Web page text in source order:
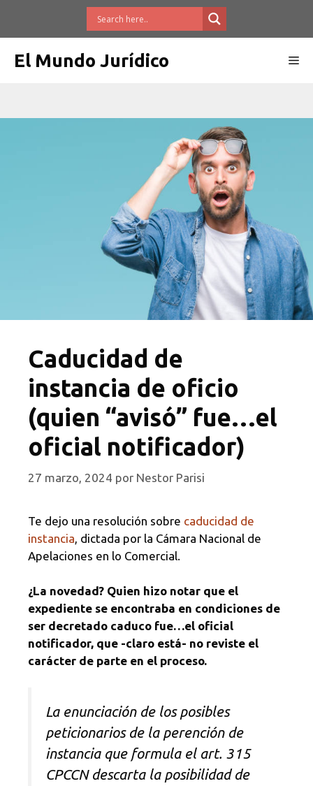
El Mundo Jurídico
Caducidad de
instancia de oficio
(quien “avisó” fue…el
oficial notificador)
27 marzo, 2024 por Nestor Parisi
Te dejo una resolución sobre caducidad de
instancia , dictada por la Cámara Nacional de
Apelaciones en lo Comercial.
¿La novedad? Quien hizo notar que el
expediente se encontraba en condiciones de
ser decretado caduco fue…el oficial
notificador, que -claro está- no reviste el
carácter de parte en el proceso.
La enunciación de los posibles
peticionarios de la perención de
instancia que formula el art. 315
CPCCN descarta la posibilidad de